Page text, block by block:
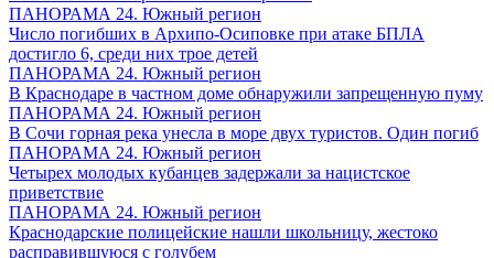
ПАНОРАМА 24. Южный регион
Число погибших в Архипо-Осиповке при атаке БПЛА
достигло 6, среди них трое детей
ПАНОРАМА 24. Южный регион
В Краснодаре в частном доме обнаружили запрещенную пуму
ПАНОРАМА 24. Южный регион
В Сочи горная река унесла в море двух туристов. Один погиб
ПАНОРАМА 24. Южный регион
Четырех молодых кубанцев задержали за нацистское
приветствие
ПАНОРАМА 24. Южный регион
Краснодарские полицейские нашли школьницу, жестоко
расправившуюся с голубем